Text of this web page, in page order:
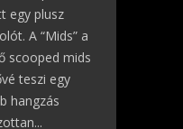
egy plusz
A “Mids” a
scooped mids
teszi egy
hangzás